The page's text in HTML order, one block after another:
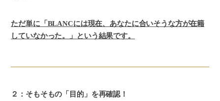
ただ単に「BLANCには現在、あなたに合いそうな方が在籍
していなかった。」という結果です。
２：そもそもの「目的」を再確認！